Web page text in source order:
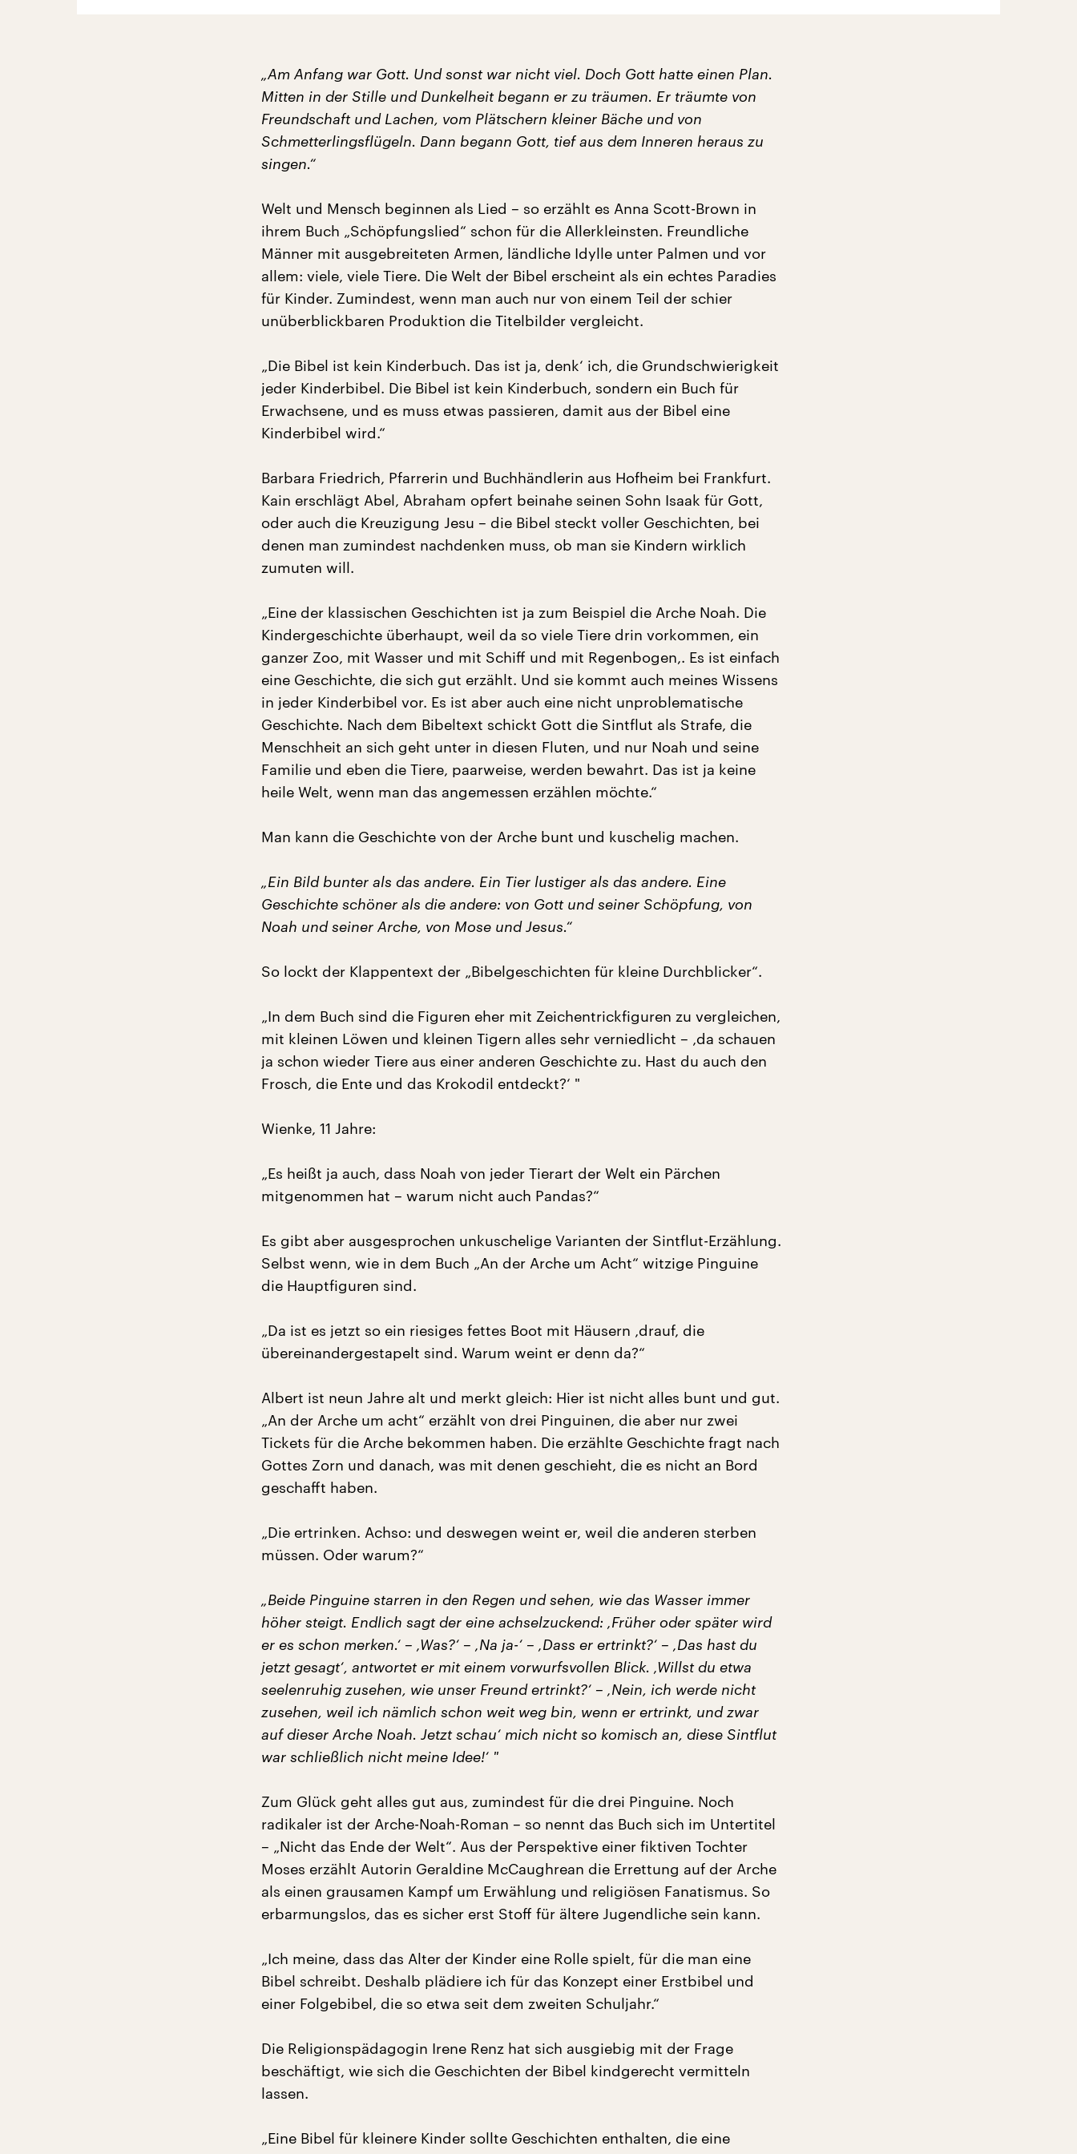
„Am Anfang war Gott. Und sonst war nicht viel. Doch Gott hatte einen Plan.
Mitten in der Stille und Dunkelheit begann er zu träumen. Er träumte von
Freundschaft und Lachen, vom Plätschern kleiner Bäche und von
Schmetterlingsflügeln. Dann begann Gott, tief aus dem Inneren heraus zu
singen.“
Welt und Mensch beginnen als Lied – so erzählt es Anna Scott-Brown in
ihrem Buch „Schöpfungslied“ schon für die Allerkleinsten. Freundliche
Männer mit ausgebreiteten Armen, ländliche Idylle unter Palmen und vor
allem: viele, viele Tiere. Die Welt der Bibel erscheint als ein echtes Paradies
für Kinder. Zumindest, wenn man auch nur von einem Teil der schier
unüberblickbaren Produktion die Titelbilder vergleicht.
„Die Bibel ist kein Kinderbuch. Das ist ja, denk‘ ich, die Grundschwierigkeit
jeder Kinderbibel. Die Bibel ist kein Kinderbuch, sondern ein Buch für
Erwachsene, und es muss etwas passieren, damit aus der Bibel eine
Kinderbibel wird.“
Barbara Friedrich, Pfarrerin und Buchhändlerin aus Hofheim bei Frankfurt.
Kain erschlägt Abel, Abraham opfert beinahe seinen Sohn Isaak für Gott,
oder auch die Kreuzigung Jesu – die Bibel steckt voller Geschichten, bei
denen man zumindest nachdenken muss, ob man sie Kindern wirklich
zumuten will.
„Eine der klassischen Geschichten ist ja zum Beispiel die Arche Noah. Die
Kindergeschichte überhaupt, weil da so viele Tiere drin vorkommen, ein
ganzer Zoo, mit Wasser und mit Schiff und mit Regenbogen,. Es ist einfach
eine Geschichte, die sich gut erzählt. Und sie kommt auch meines Wissens
in jeder Kinderbibel vor. Es ist aber auch eine nicht unproblematische
Geschichte. Nach dem Bibeltext schickt Gott die Sintflut als Strafe, die
Menschheit an sich geht unter in diesen Fluten, und nur Noah und seine
Familie und eben die Tiere, paarweise, werden bewahrt. Das ist ja keine
heile Welt, wenn man das angemessen erzählen möchte.“
Man kann die Geschichte von der Arche bunt und kuschelig machen.
„Ein Bild bunter als das andere. Ein Tier lustiger als das andere. Eine
Geschichte schöner als die andere: von Gott und seiner Schöpfung, von
Noah und seiner Arche, von Mose und Jesus.“
So lockt der Klappentext der „Bibelgeschichten für kleine Durchblicker“.
„In dem Buch sind die Figuren eher mit Zeichentrickfiguren zu vergleichen,
mit kleinen Löwen und kleinen Tigern alles sehr verniedlicht – ‚da schauen
ja schon wieder Tiere aus einer anderen Geschichte zu. Hast du auch den
Frosch, die Ente und das Krokodil entdeckt?‘ "
Wienke, 11 Jahre:
„Es heißt ja auch, dass Noah von jeder Tierart der Welt ein Pärchen
mitgenommen hat – warum nicht auch Pandas?“
Es gibt aber ausgesprochen unkuschelige Varianten der Sintflut-Erzählung.
Selbst wenn, wie in dem Buch „An der Arche um Acht“ witzige Pinguine
die Hauptfiguren sind.
„Da ist es jetzt so ein riesiges fettes Boot mit Häusern ‚drauf, die
übereinandergestapelt sind. Warum weint er denn da?“
Albert ist neun Jahre alt und merkt gleich: Hier ist nicht alles bunt und gut.
„An der Arche um acht“ erzählt von drei Pinguinen, die aber nur zwei
Tickets für die Arche bekommen haben. Die erzählte Geschichte fragt nach
Gottes Zorn und danach, was mit denen geschieht, die es nicht an Bord
geschafft haben.
„Die ertrinken. Achso: und deswegen weint er, weil die anderen sterben
müssen. Oder warum?“
„Beide Pinguine starren in den Regen und sehen, wie das Wasser immer
höher steigt. Endlich sagt der eine achselzuckend: ‚Früher oder später wird
er es schon merken.‘ – ‚Was?‘ – ‚Na ja-‘ – ‚Dass er ertrinkt?‘ – ‚Das hast du
jetzt gesagt‘, antwortet er mit einem vorwurfsvollen Blick. ‚Willst du etwa
seelenruhig zusehen, wie unser Freund ertrinkt?‘ – ‚Nein, ich werde nicht
zusehen, weil ich nämlich schon weit weg bin, wenn er ertrinkt, und zwar
auf dieser Arche Noah. Jetzt schau‘ mich nicht so komisch an, diese Sintflut
war schließlich nicht meine Idee!‘ "
Zum Glück geht alles gut aus, zumindest für die drei Pinguine. Noch
radikaler ist der Arche-Noah-Roman – so nennt das Buch sich im Untertitel
– „Nicht das Ende der Welt“. Aus der Perspektive einer fiktiven Tochter
Moses erzählt Autorin Geraldine McCaughrean die Errettung auf der Arche
als einen grausamen Kampf um Erwählung und religiösen Fanatismus. So
erbarmungslos, das es sicher erst Stoff für ältere Jugendliche sein kann.
„Ich meine, dass das Alter der Kinder eine Rolle spielt, für die man eine
Bibel schreibt. Deshalb plädiere ich für das Konzept einer Erstbibel und
einer Folgebibel, die so etwa seit dem zweiten Schuljahr.“
Die Religionspädagogin Irene Renz hat sich ausgiebig mit der Frage
beschäftigt, wie sich die Geschichten der Bibel kindgerecht vermitteln
lassen.
„Eine Bibel für kleinere Kinder sollte Geschichten enthalten, die eine